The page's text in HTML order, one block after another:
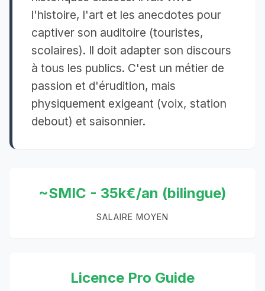
l'histoire, l'art et les anecdotes pour
captiver son auditoire (touristes,
scolaires). Il doit adapter son discours
à tous les publics. C'est un métier de
passion et d'érudition, mais
physiquement exigeant (voix, station
debout) et saisonnier.
~SMIC - 35k€/an (bilingue)
SALAIRE MOYEN
Licence Pro Guide